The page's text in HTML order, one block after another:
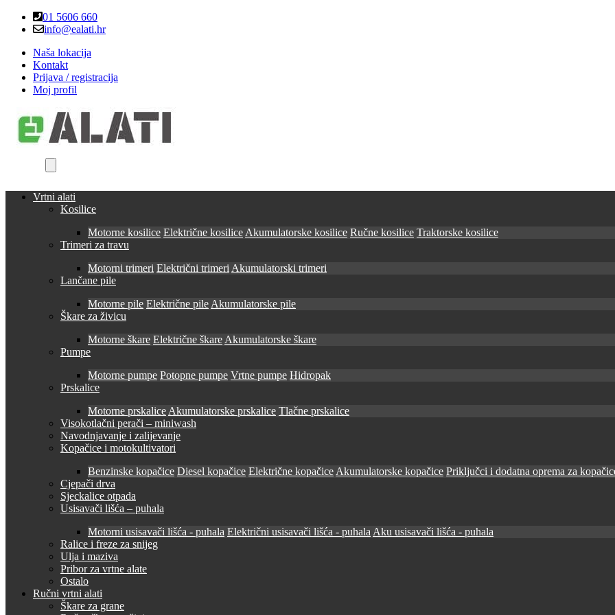
Skip
Skip
01 5606 660
info@ealati.hr
Naša lokacija
Kontakt
Prijava / registracija
Moj profil
Vrtni alati
Kosilice
Motorne kosilice Električne kosilice Akumulatorske kosilice Ručne kosilice Traktorske kosilice
Trimeri za travu
Motorni trimeri Električni trimeri Akumulatorski trimeri
Lančane pile
Motorne pile Električne pile Akumulatorske pile
Škare za živicu
Motorne škare Električne škare Akumulatorske škare
Pumpe
Motorne pumpe Potopne pumpe Vrtne pumpe Hidropak
Prskalice
Motorne prskalice Akumulatorske prskalice Tlačne prskalice
Visokotlačni perači – miniwash
Navodnjavanje i zalijevanje
Kopačice i motokultivatori
Benzinske kopačice Diesel kopačice Električne kopačice Akumulatorske kopačice Priključci i dodatna oprema za
Cjepači drva
Sjeckalice otpada
Usisavači lišća – puhala
Motorni usisavači lišća - puhala Električni usisavači lišća - puhala Aku usisavači lišća - puhala
Ralice i freze za snijeg
Ulja i maziva
Pribor za vrtne alate
Ostalo
Ručni vrtni alati
Škare za grane